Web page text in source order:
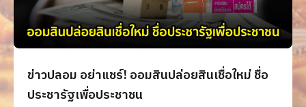
ข่าวปลอม อย่าแชร์! ออมสินปล่อยสินเชื่อใหม่ ชื่อ
ประชารัฐเพื่อประชาชน